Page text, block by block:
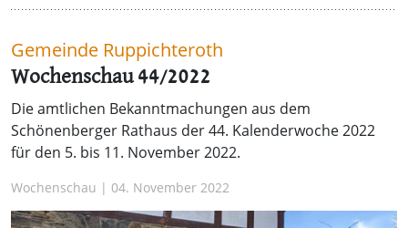
Gemeinde Ruppichteroth
Wochenschau 44/2022
Die amtlichen Bekanntmachungen aus dem
Schönenberger Rathaus der 44. Kalenderwoche 2022
für den 5. bis 11. November 2022.
Wochenschau | 04. November 2022